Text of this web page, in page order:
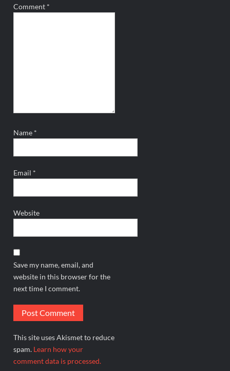
Comment *
Name *
Email *
Website
Save my name, email, and
website in this browser for the
next time I comment.
This site uses Akismet to reduce
spam. Learn how your
comment data is processed.